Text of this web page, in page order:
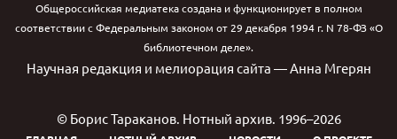
Общероссийская медиатека создана и функционирует в полном
соответствии с Федеральным законом от 29 декабря 1994 г. N 78-ФЗ «О
библиотечном деле».
Научная редакция и мелиорация сайта — Анна Мгерян
© Борис Тараканов. Нотный архив. 1996–2026